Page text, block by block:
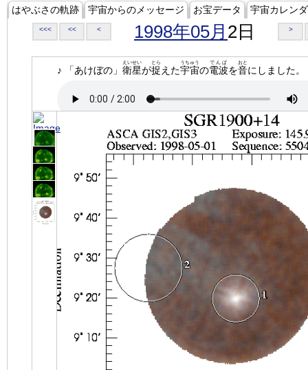
はやぶさの軌跡 宇宙からのメッセージ お宝データ 宇宙カレン
<<< << < 1998年05月 2日 >
♪ 「あけぼの」 衛星
えいせい
が捉
とら
えた宇宙
うちゅう
の電波
でんぱ
を音
おと
にしました。